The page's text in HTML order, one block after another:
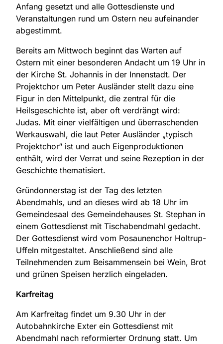
Anfang gesetzt und alle Gottesdienste und
Veranstaltungen rund um Ostern neu aufeinander
abgestimmt.
Bereits am Mittwoch beginnt das Warten auf
Ostern mit einer besonderen Andacht um 19 Uhr in
der Kirche St. Johannis in der Innenstadt. Der
Projektchor um Peter Ausländer stellt dazu eine
Figur in den Mittelpunkt, die zentral für die
Heilsgeschichte ist, aber oft verdrängt wird:
Judas. Mit einer vielfältigen und überraschenden
Werkauswahl, die laut Peter Ausländer „typisch
Projektchor“ ist und auch Eigenproduktionen
enthält, wird der Verrat und seine Rezeption in der
Geschichte thematisiert.
Gründonnerstag ist der Tag des letzten
Abendmahls, und an dieses wird ab 18 Uhr im
Gemeindesaal des Gemeindehauses St. Stephan in
einem Gottesdienst mit Tischabendmahl gedacht.
Der Gottesdienst wird vom Posaunenchor Holtrup-
Uffeln mitgestaltet. Anschließend sind alle
Teilnehmenden zum Beisammensein bei Wein, Brot
und grünen Speisen herzlich eingeladen.
Karfreitag
Am Karfreitag findet um 9.30 Uhr in der
Autobahnkirche Exter ein Gottesdienst mit
Abendmahl nach reformierter Ordnung statt. Um